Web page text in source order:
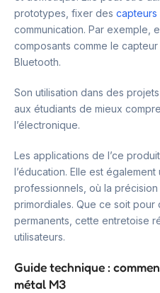
prototypes, fixer des capteurs
communication. Par exemple,
composants comme le
Bluetooth.
Son utilisation dans des
aux étudiants de mieux
l’électronique.
Les applications de l’ce
l’éducation. Elle est
professionnels, où la
primordiales. Que ce soit
permanents, cette entretoise
utilisateurs.
Guide technique :
métal M3